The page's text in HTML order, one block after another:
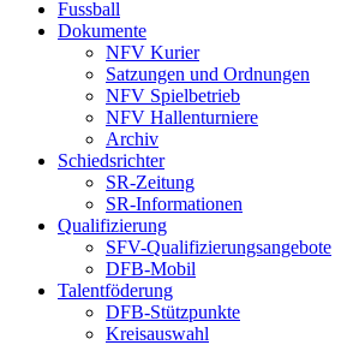
Fussball
Dokumente
NFV Kurier
Satzungen und Ordnungen
NFV Spielbetrieb
NFV Hallenturniere
Archiv
Schiedsrichter
SR-Zeitung
SR-Informationen
Qualifizierung
SFV-Qualifizierungsangebote
DFB-Mobil
Talentföderung
DFB-Stützpunkte
Kreisauswahl